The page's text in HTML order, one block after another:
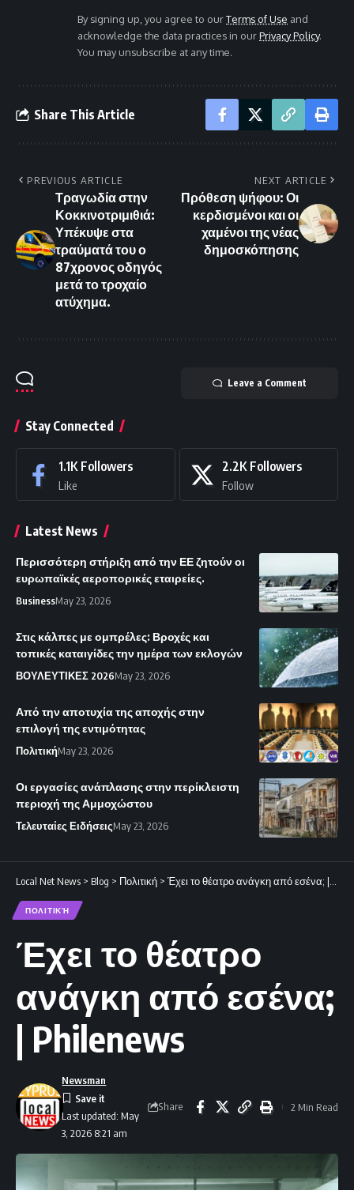
By signing up, you agree to ourTerms of Use and
acknowledge the data practices in ourPrivacy Policy.
You may unsubscribe at any time.
Share This Article
PREVIOUS ARTICLE
Τραγωδία στην
Κοκκινοτριμιθιά:
Υπέκυψε στα
τραύματά του ο
87χρονος οδηγός
μετά το τροχαίο
ατύχημα.
NEXT ARTICLE
Πρόθεση ψήφου: Οι
κερδισμένοι και οι
χαμένοι της νέας
δημοσκόπησης
Leave a Comment
Stay Connected
1.1K Followers
Like
2.2K Followers
Follow
Latest News
Περισσότερη στήριξη από την ΕΕ ζητούν οι
ευρωπαϊκές αεροπορικές εταιρείες.
BusinessMay 23, 2026
Στις κάλπες με ομπρέλες: Βροχές και
τοπικές καταιγίδες την ημέρα των εκλογών
ΒΟΥΛΕΥΤΙΚΕΣ 2026May 23, 2026
Από την αποτυχία της αποχής στην
επιλογή της εντιμότητας
ΠολιτικήMay 23, 2026
Οι εργασίες ανάπλασης στην περίκλειστη
περιοχή της Αμμοχώστου
Τελευταίες ΕιδήσειςMay 23, 2026
Local Net News > Blog > Πολιτική > Έχει το θέατρο ανάγκη από εσένα; | Philenews
ΠΟΛΙΤΙΚΉ
Έχει το θέατρο
ανάγκη από εσένα;
| Philenews
Last updated: May
3, 2026 8:21 am
Newsman
Share 2 Min Read